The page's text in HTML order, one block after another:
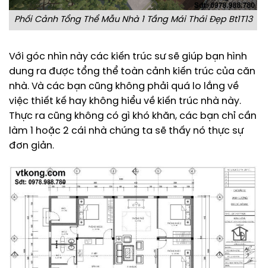
Phối Cảnh Tổng Thể Mẫu Nhà 1 Tầng Mái Thái Đẹp Bt1T13
Với góc nhìn này các kiến trúc sư sẽ giúp bạn hình
dung ra được tổng thể toàn cảnh kiến trúc của căn
nhà. Và các bạn cũng không phải quá lo lắng về
việc thiết kế hay không hiểu về kiến trúc nhà này.
Thực ra cũng không có gì khó khăn, các bạn chỉ cần
làm 1 hoặc 2 cái nhà chúng ta sẽ thấy nó thực sự
đơn giản.